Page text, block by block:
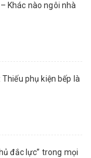
Khác nào ngôi nhà
phụ kiện bếp là
đắc lực” trong mọi